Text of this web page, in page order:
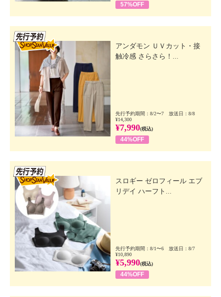
57%OFF
アンダモン ＵＶカット・接
触冷感 さらさら！...
先行予約期間：8/2〜7 放送日：8/8
¥14,300
¥7,990(税込)
44%OFF
スロギー ゼロフィール エブ
リデイ ハーフト...
先行予約期間：8/1〜6 放送日：8/7
¥10,890
¥5,990(税込)
44%OFF